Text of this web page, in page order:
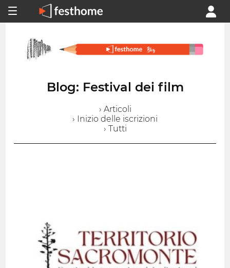
Blog: Festival dei film
› Articoli
› Inizio delle iscrizioni
› Tutti